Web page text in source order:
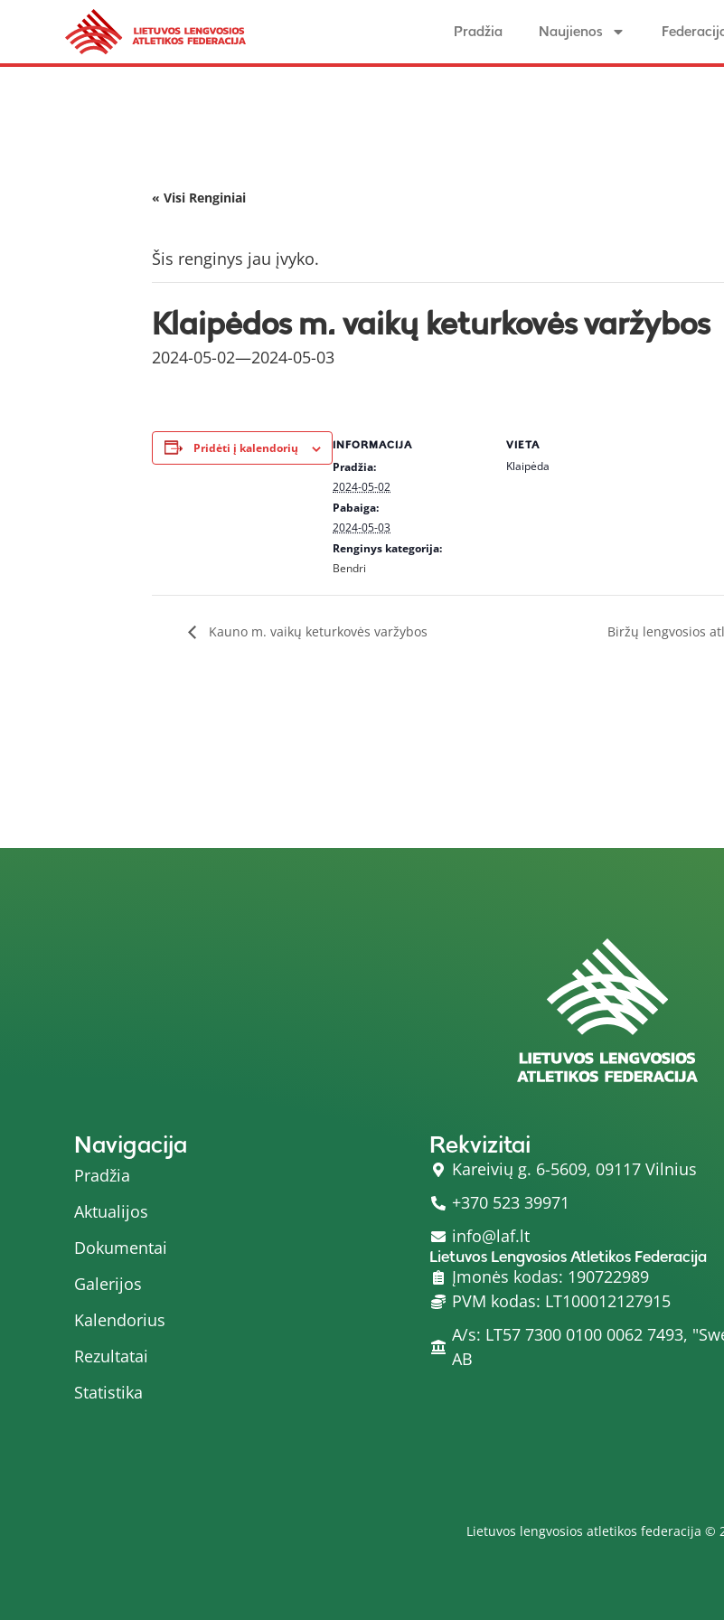
Pradžia Naujienos
« Visi Renginiai
Šis renginys jau įvyko.
Klaipėdos m. vaikų keturkovės varžybos
2024-05-02—2024-05-03
Pridėti į kalendorių INFORMACIJA
Pradžia:
2024-05-02
Pabaiga:
2024-05-03
Renginys kategorija:
Bendri
VIETA
Klaipėda
Kauno m. vaikų keturkovės varžybos Biržų lengvosios
Navigacija
Pradžia
Aktualijos
Dokumentai
Galerijos
Kalendorius
Rezultatai
Statistika
Rekvizitai
Kareivių g. 6-5609, 09117 Vilnius
+370 523 39971
info@laf.lt
Lietuvos Lengvosios Atletikos Federacija
Įmonės kodas: 190722989
PVM kodas: LT100012127915
A/s: LT57 7300 0100 0062 7493,
AB
Lietuvos lengvosios atletikos federacija ©